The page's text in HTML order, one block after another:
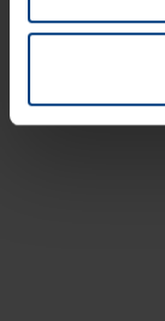
kedykoľvek
našej webovej